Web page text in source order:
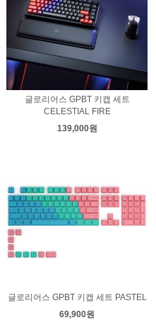
글로리어스 GPBT 키캡 세트
CELESTIAL FIRE
139,000원
글로리어스 GPBT 키캡 세트 PASTEL
69,900원